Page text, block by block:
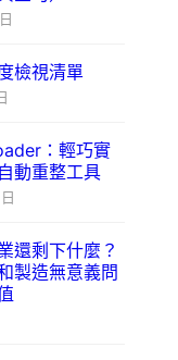
檢視清單
：輕巧實
動重整工具
還剩下什麼？
製造無意義問